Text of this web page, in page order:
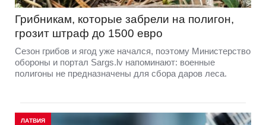
Грибникам, которые забрели на полигон,
грозит штраф до 1500 евро
Сезон грибов и ягод уже начался, поэтому Министерство
обороны и портал Sargs.lv напоминают: военные
полигоны не предназначены для сбора даров леса.
ЛАТВИЯ